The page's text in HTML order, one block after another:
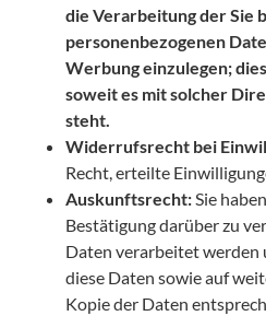
die Verarbeitung der Sie
personenbezogenen
Werbung einzulegen;
soweit es mit solcher
steht.
Widerrufsrecht bei
Recht, erteilte
Auskunftsrecht: Sie
Bestätigung darüber zu
Daten verarbeitet werden
diese Daten sowie auf
Kopie der Daten